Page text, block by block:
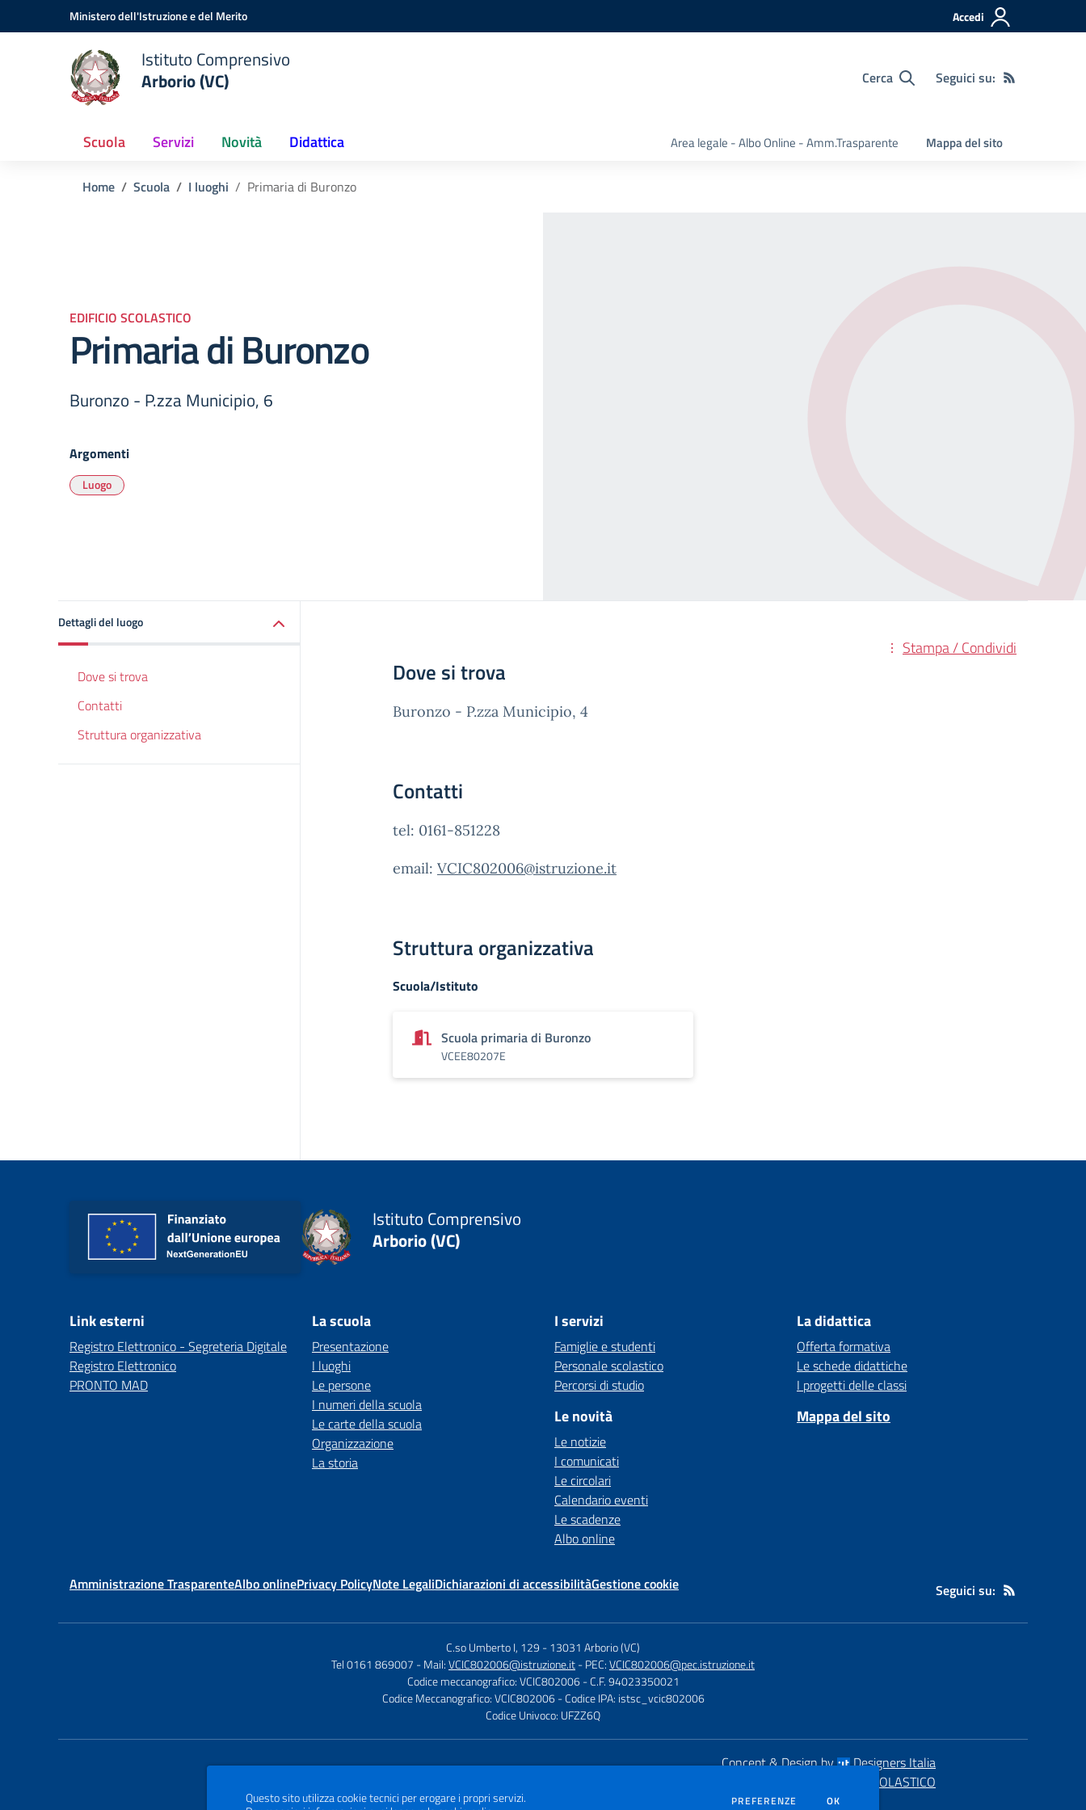
Vai ai contenuti
Vai al menu di navigazioneMinistero dell'Istruzione e del Merito Accedi
Istituto Comprensivo
Arborio (VC)
Cerca Seguici su:
Scuola Servizi Novità Didattica Area legale - Albo Online - Amm.Trasparente Mappa del sito
Home Scuola I luoghi Primaria di Buronzo
EDIFICIO SCOLASTICO
Primaria di Buronzo
Buronzo - P.zza Municipio, 6
Argomenti
Luogo
Dettagli del luogo
Dove si trova
Contatti
Struttura organizzativa
Stampa / Condividi
Dove si trova
Buronzo - P.zza Municipio, 4
Contatti
tel: 0161-851228
email: VCIC802006@istruzione.it
Struttura organizzativa
Scuola/Istituto
Scuola primaria di Buronzo
VCEE80207E
Istituto Comprensivo
Arborio (VC)
Link esterni
Registro Elettronico - Segreteria Digitale
Registro Elettronico
PRONTO MAD
La scuola
Presentazione
I luoghi
Le persone
I numeri della scuola
Le carte della scuola
Organizzazione
La storia
I servizi
Famiglie e studenti
Personale scolastico
Percorsi di studio
Le novità
Le notizie
I comunicati
Le circolari
Calendario eventi
Le scadenze
Albo online
La didattica
Offerta formativa
Le schede didattiche
I progetti delle classi
Mappa del sito
Amministrazione TrasparenteAlbo onlinePrivacy PolicyNote LegaliDichiarazioni di accessibilitàGestione cookie Seguici su:
C.so Umberto I, 129 -13031 Arborio (VC)
Tel 0161 869007 - Mail:VCIC802006@istruzione.it- PEC:VCIC802006@pec.istruzione.it
Codice meccanografico: VCIC802006 - C.F. 94023350021
Codice Meccanografico: VCIC802006 - Codice IPA: istsc_vcic802006
Codice Univoco: UFZZ6Q
Concept & Design by
Designers Italia
SCUOLASTICO
Questo sito utilizza cookie tecnici per erogare i propri servizi. PREFERENZE DEI COOKIE
OK